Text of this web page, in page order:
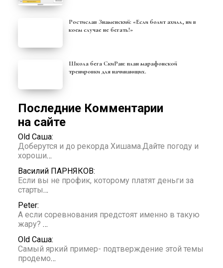
Ростислав Знаменский: «Если болит ахилл, ни в
коем случае не бегать!»
Школа бега СкиРан: план марафонской
тренировки для начинающих.
Последние Комментарии
на сайте
Old Саша:
Доберутся и до рекорда Хишама.Дайте погоду и
хороши…
Василий ПАРНЯКОВ:
Если вы не профик, которому платят деньги за
старты…
Peter:
А если соревнования предстоят именно в такую
жару? …
Old Саша:
Самый яркий пример- подтверждение этой темы
продемо…